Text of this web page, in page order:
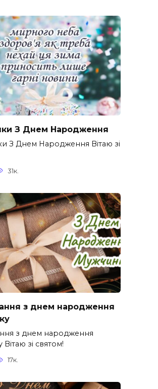
З Днем Народження
З Днем Народження Вітаю зі
31к.
з днем народження
з днем народження
Вітаю зі святом!
17к.